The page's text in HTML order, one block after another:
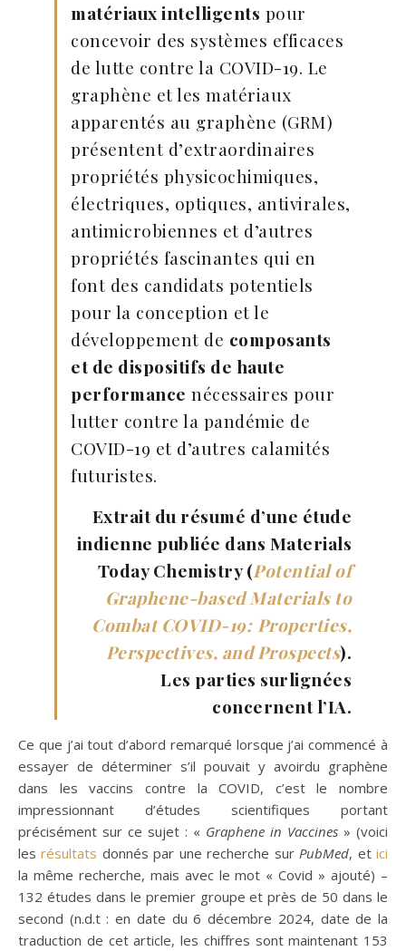
matériaux intelligents pour
concevoir des systèmes efficaces
de lutte contre la COVID-19. Le
graphène et les matériaux
apparentés au graphène (GRM)
présentent d’extraordinaires
propriétés physicochimiques,
électriques, optiques, antivirales,
antimicrobiennes et d’autres
propriétés fascinantes qui en
font des candidats potentiels
pour la conception et le
développement de composants
et de dispositifs de haute
performance nécessaires pour
lutter contre la pandémie de
COVID-19 et d’autres calamités
futuristes.
Extrait du résumé d’une étude
indienne publiée dans Materials
Today Chemistry (Potential of
Graphene-based Materials to
Combat COVID-19: Properties,
Perspectives, and Prospects).
Les parties surlignées
concernent l’IA.
Ce que j’ai tout d’abord remarqué lorsque j’ai commencé à
essayer de déterminer s’il pouvait y avoirdu graphène
dans les vaccins contre la COVID, c’est le nombre
impressionnant d’études scientifiques portant
précisément sur ce sujet : « Graphene in Vaccines » (voici
lesrésultats donnés par une recherche surPubMed, etici
la même recherche, mais avec le mot « Covid » ajouté) –
132 études dans le premier groupe et près de 50 dans le
second (n.d.t : en date du 6 décembre 2024, date de la
traduction de cet article, les chiffres sont maintenant 153